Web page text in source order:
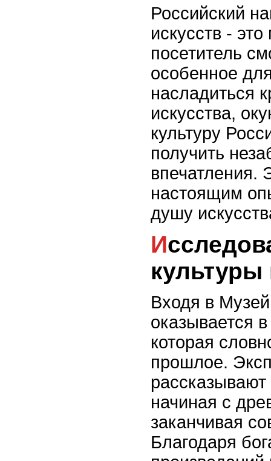
Российский
искусств -
посетитель
особенное
насладиться
искусства,
культуру
получить
впечатления.
настоящим
душу
Исследование наследия и
Входя в
оказывается
которая
прошлое.
начиная с
заканчивая
Благодаря